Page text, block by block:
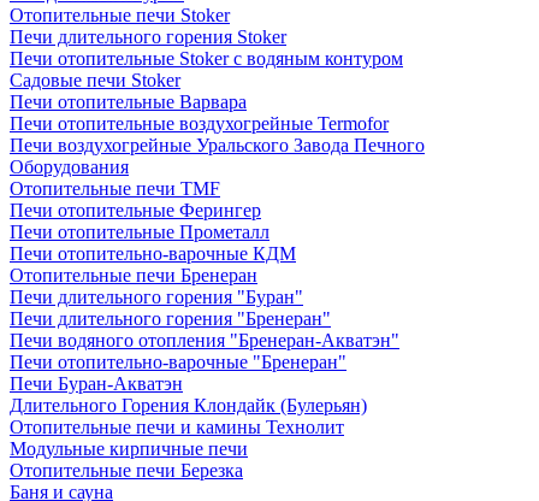
Отопительные печи Stoker
Печи длительного горения Stoker
Печи отопительные Stoker с водяным контуром
Садовые печи Stoker
Печи отопительные Варвара
Печи отопительные воздухогрейные Termofor
Печи воздухогрейные Уральского Завода Печного
Оборудования
Отопительные печи TMF
Печи отопительные Ферингер
Печи отопительные Прометалл
Печи отопительно-варочные КДМ
Отопительные печи Бренеран
Печи длительного горения "Буран"
Печи длительного горения "Бренеран"
Печи водяного отопления "Бренеран-Акватэн"
Печи отопительно-варочные "Бренеран"
Печи Буран-Акватэн
Длительного Горения Клондайк (Булерьян)
Отопительные печи и камины Технолит
Модульные кирпичные печи
Отопительные печи Березка
Баня и сауна